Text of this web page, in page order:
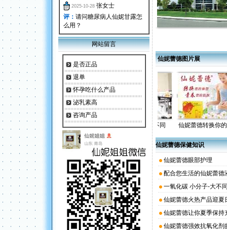
受不了刮码的请不要拍，谢
谢！！
2025-10-28 张女士
评： 请问糖尿病人仙妮甘露怎
么用？
网站留言
是否正品
退单
怀孕吃什么产品
泌乳素高
咨询产品
仙妮蕾德图片展
仙妮蕾德蔻蒂森-先... 仙妮蕾德与众不同 仙妮蕾德转换你的
仙妮蕾德保健知识
仙妮蕾德眼部护理
配合您生活的仙妮蕾德
一氧化碳 小分子-大不
仙妮蕾德火热产品迎夏
仙妮蕾德让你夏季保持
仙妮蕾德强效抗氧化剂